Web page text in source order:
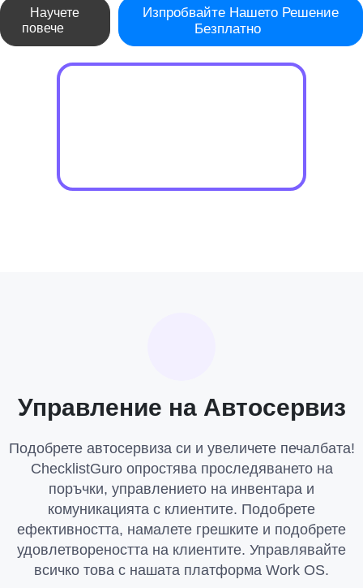
Научете
повече
Изпробвайте Нашето Решение
Безплатно
Управление на Автосервиз
Подобрете автосервиза си и увеличете печалбата!
ChecklistGuro опростява проследяването на
поръчки, управлението на инвентара и
комуникацията с клиентите. Подобрете
ефективността, намалете грешките и подобрете
удовлетвореността на клиентите. Управлявайте
всичко това с нашата платформа Work OS.